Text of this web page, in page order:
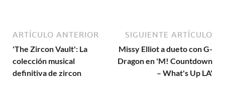
ARTÍCULO ANTERIOR
'The Zircon Vault': La
colección musical
definitiva de zircon
SIGUIENTE ARTÍCULO
Missy Elliot a dueto con G-
Dragon en 'M! Countdown
– What's Up LA'